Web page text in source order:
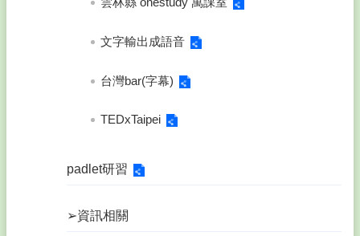
文字輸出成語音
台灣bar(字幕)
TEDxTaipei
padlet研習
➢資訊相關